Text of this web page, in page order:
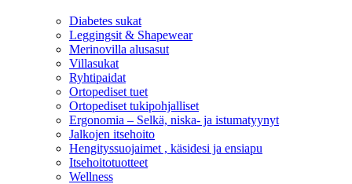
Diabetes sukat
Leggingsit & Shapewear
Merinovilla alusasut
Villasukat
Ryhtipaidat
Ortopediset tuet
Ortopediset tukipohjalliset
Ergonomia – Selkä, niska- ja istumatyynyt
Jalkojen itsehoito
Hengityssuojaimet , käsidesi ja ensiapu
Itsehoitotuotteet
Wellness